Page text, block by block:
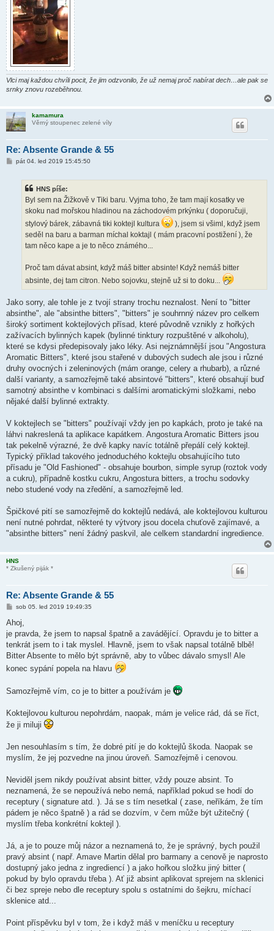
Vlci maj každou chvíli pocit, že jim odzvonilo, že už nemaj proč nabírat dech…ale pak se
srnky znovu rozeběhnou.
kamamura
Věrný stoupenec zelené víly
Re: Absente Grande & 55
Ppát 04. led 2019 15:45:50
HNS píše:
Byl sem na Žižkově v Tiki baru. Vyjma toho, že tam mají kosatky ve
skoku nad mořskou hladinou na záchodovém prkýnku ( doporučuji,
stylový bárek, zábavná tiki koktejl kultura
), jsem si všiml, když jsem
seděl na baru a barman míchal koktajl ( mám pracovní postižení ), že
tam něco kape a je to něco známého...
Proč tam dávat absint, když máš bitter absinte! Když nemáš bitter
absinte, dej tam citron. Nebo sojovku, stejně už si to doku...
Jako sorry, ale tohle je z tvojí strany trochu neznalost. Není to "bitter
absinthe", ale "absinthe bitters", "bitters" je souhrnný název pro celkem
široký sortiment koktejlových přísad, které původně vznikly z hořkých
zažívacích bylinných kapek (bylinné tinktury rozpuštěné v alkoholu),
které se kdysi předepisovaly jako léky. Asi nejznámnější jsou "Angostura
Aromatic Bitters", které jsou stařené v dubových sudech ale jsou i různé
druhy ovocných i zeleninových (mám orange, celery a rhubarb), a různé
další varianty, a samozřejmě také absintové "bitters", které obsahují buď
samotný absinthe v kombinaci s dalšími aromatickými složkami, nebo
nějaké další bylinné extrakty.
V koktejlech se "bitters" používají vždy jen po kapkách, proto je také na
láhvi nakreslená ta aplikace kapátkem. Angostura Aromatic Bitters jsou
tak pekelně výrazné, že dvě kapky navíc totálně přepálí celý koktejl.
Typický příklad takového jednoduchého koktejlu obsahujícího tuto
přísadu je "Old Fashioned" - obsahuje bourbon, simple syrup (roztok vody
a cukru), případně kostku cukru, Angostura bitters, a trochu sodovky
nebo studené vody na zředění, a samozřejmě led.
Špičkové pití se samozřejmě do koktejlů nedává, ale koktejlovou kulturou
není nutné pohrdat, některé ty výtvory jsou docela chuťově zajímavé, a
"absinthe bitters" není žádný paskvil, ale celkem standardní ingredience.
HNS
* Zkušený piják *
Re: Absente Grande & 55
P
í
p
ě
e
sob 05. led 2019 19:49:35
Ahoj,
je pravda, že jsem to napsal špatně a zavádějící. Opravdu je to bitter a
tenkrát jsem to i tak myslel. Hlavně, jsem to však napsal totálně blbě!
Bitter Absente to mělo být správně, aby to vůbec dávalo smysl! Ale
konec sypání popela na hlavu
Samozřejmě vím, co je to bitter a používám je
Koktejlovou kulturou nepohrdám, naopak, mám je velice rád, dá se říct,
že ji miluji
Jen nesouhlasím s tím, že dobré pití je do koktejlů škoda. Naopak se
myslím, že jej pozvedne na jinou úroveň. Samozřejmě i cenovou.
Neviděl jsem nikdy používat absint bitter, vždy pouze absint. To
neznamená, že se nepoužívá nebo nemá, například pokud se hodí do
receptury ( signature atd. ). Já se s tím nesetkal ( zase, neříkám, že tím
pádem je něco špatně ) a rád se dozvím, v čem může být užitečný (
myslím třeba konkrétní koktejl ).
Já, a je to pouze můj názor a neznamená to, že je správný, bych použil
pravý absint ( např. Amave Martin dělal pro barmany a cenově je naprosto
dostupný jako jedna z ingrediencí ) a jako hořkou složku jiný bitter (
pokud by bylo opravdu třeba ). Ať již absint aplikovat sprejem na sklenici
či bez spreje nebo dle receptury spolu s ostatními do šejkru, míchací
sklenice atd...
Point příspěvku byl v tom, že i když máš v meníčku u receptury